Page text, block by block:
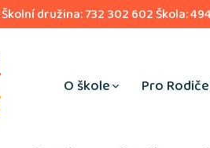
družina: 732 302 602 Škola:
O škole Pro